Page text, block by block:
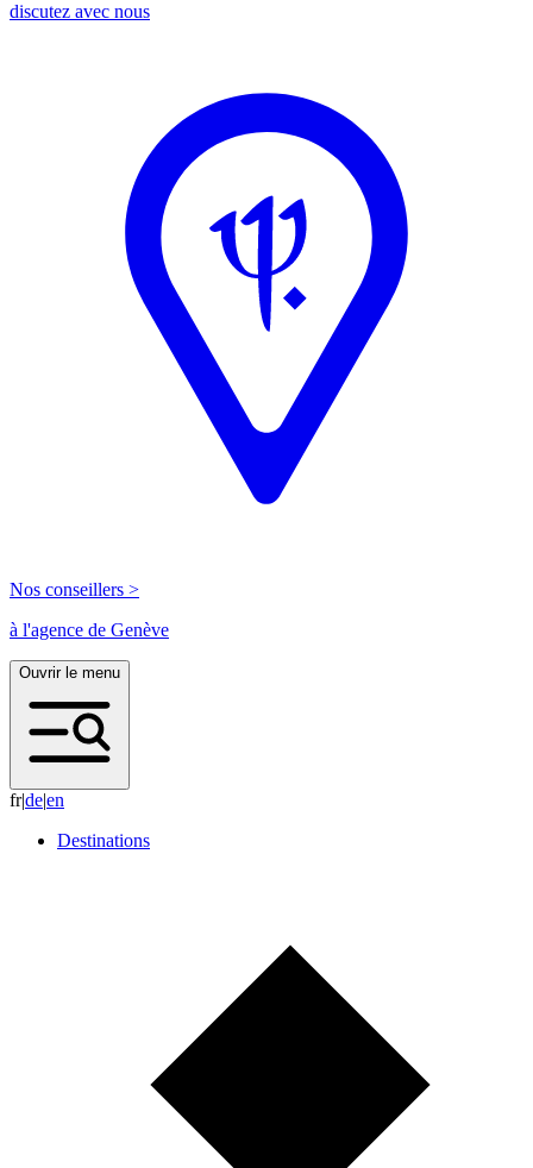
discutez avec nous
Nos conseillers >
à l'agence de Genève
Ouvrir le menu
fr|de|en
Destinations